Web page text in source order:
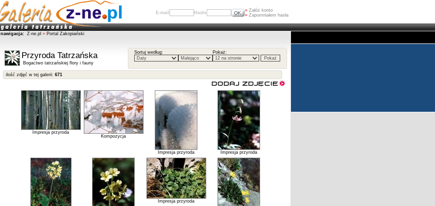
E-mail Hasło » Załóż konto
» Zapomniałem hasła
nawigacja: Z-ne.pl » Portal Zakopiański
Przyroda Tatrzańska
Bogactwo tatrzańskiej flory i fauny
Sortuj według: Pokaż:
ilość zdjęć w tej galerii: 671
Impresja przyroda
Kompozycja
Impresja przyroda Impresja przyroda
Impresja przyroda